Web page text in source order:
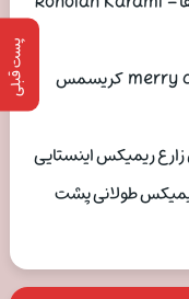
پست قبلی
دانلود آهنگ مری کریسمس merry christmas کریسمس
ریمیکس اینستایی
طولانی پشت